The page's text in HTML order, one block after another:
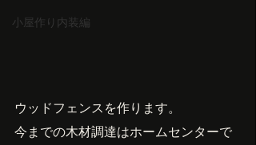
小屋作り内装編
ウッドフェンスを作ります。
今までの木材調達はホームセンターで